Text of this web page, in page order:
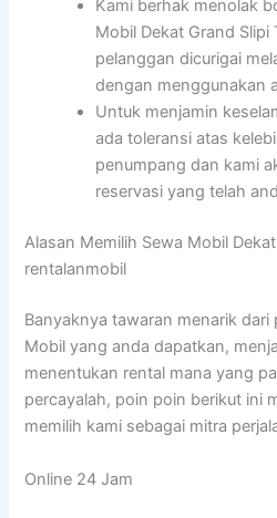
Kami berhak menolak
Mobil Dekat Grand Slipi
pelanggan dicurigai
dengan menggunakan
Untuk menjamin
ada toleransi atas
penumpang dan kami
reservasi yang telah
Alasan Memilih Sewa Mobil
rentalanmobil
Banyaknya tawaran menarik dari
Mobil yang anda dapatkan,
menentukan rental mana yang
percayalah, poin poin berikut ini
memilih kami sebagai mitra
Online 24 Jam